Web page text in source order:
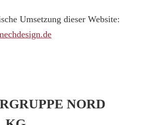
Umsetzung dieser Website:
NORD